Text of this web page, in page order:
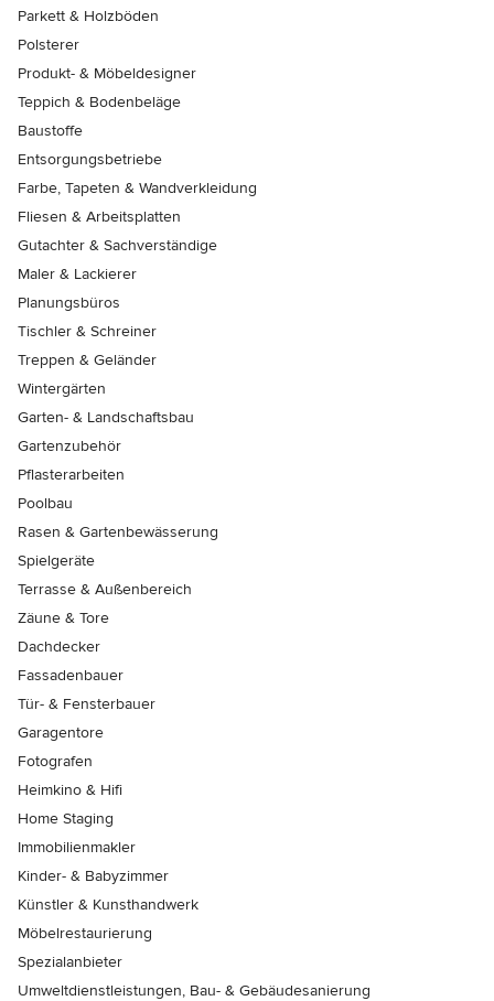
Parkett & Holzböden
Polsterer
Produkt- & Möbeldesigner
Teppich & Bodenbeläge
Baustoffe
Entsorgungsbetriebe
Farbe, Tapeten & Wandverkleidung
Fliesen & Arbeitsplatten
Gutachter & Sachverständige
Maler & Lackierer
Planungsbüros
Tischler & Schreiner
Treppen & Geländer
Wintergärten
Garten- & Landschaftsbau
Gartenzubehör
Pflasterarbeiten
Poolbau
Rasen & Gartenbewässerung
Spielgeräte
Terrasse & Außenbereich
Zäune & Tore
Dachdecker
Fassadenbauer
Tür- & Fensterbauer
Garagentore
Fotografen
Heimkino & Hifi
Home Staging
Immobilienmakler
Kinder- & Babyzimmer
Künstler & Kunsthandwerk
Möbelrestaurierung
Spezialanbieter
Umweltdienstleistungen, Bau- & Gebäudesanierung